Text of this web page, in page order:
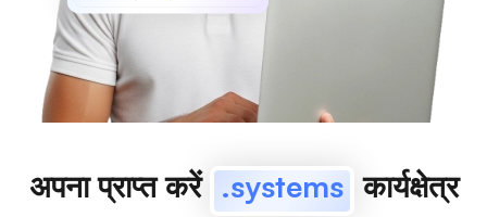
अपना प्राप्त करें .systems कार्यक्षेत्र